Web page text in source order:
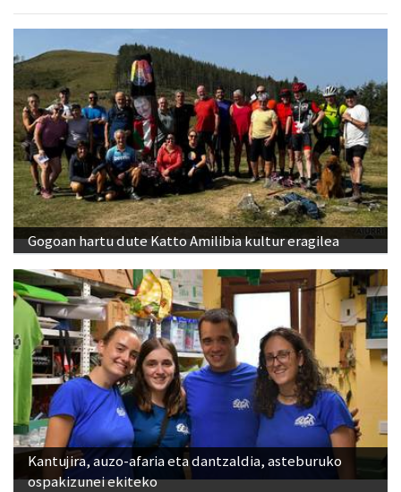
Gogoan hartu dute Katto Amilibia kultur eragilea
Kantujira, auzo-afaria eta dantzaldia, asteburuko
ospakizunei ekiteko